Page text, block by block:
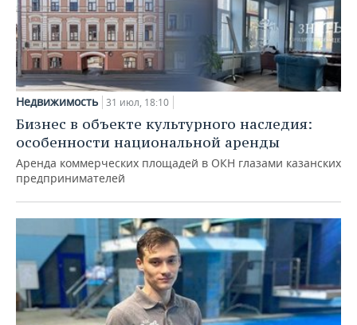
Недвижимость 31 июл, 18:10
Бизнес в объекте культурного наследия:
особенности национальной аренды
Аренда коммерческих площадей в ОКН глазами казанских
предпринимателей